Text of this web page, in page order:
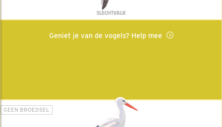
SLECHTVALK
Geniet je van de vogels? Help mee
GEEN BROEDSEL